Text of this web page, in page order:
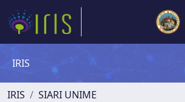
IRIS
IRIS
SIARI UNIME